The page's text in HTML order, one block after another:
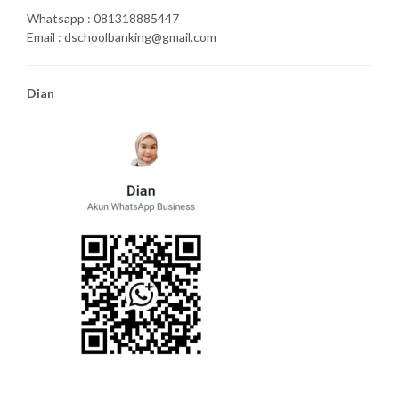
Whatsapp : 081318885447
Email : dschoolbanking@gmail.com
Dian